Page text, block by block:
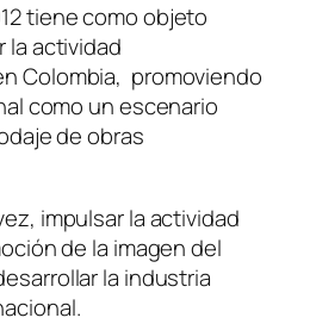
tiene como objeto
la actividad
Colombia, promoviendo
como un escenario
de obras
impulsar la actividad
de la imagen del
la industria